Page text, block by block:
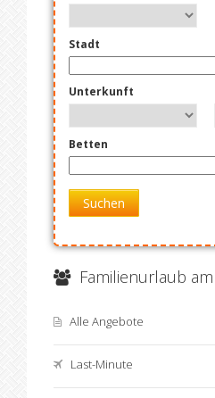
Stadt
Unterkunft
Betten
Suchen
Familienurlaub
Alle Angebote
Last-Minute